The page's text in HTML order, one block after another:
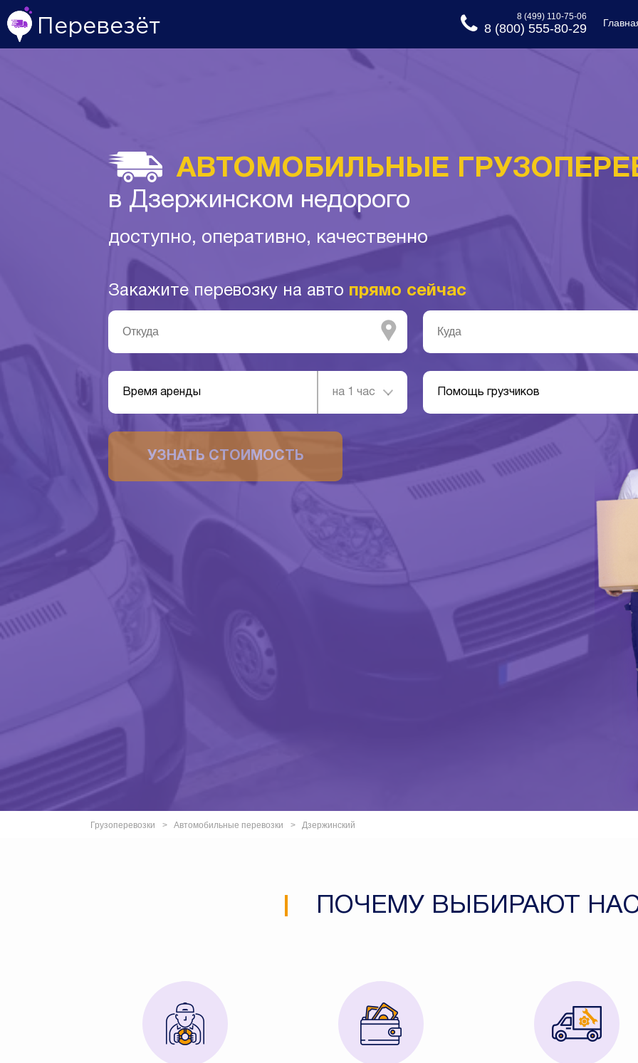
Перевезёт
8 (499) 110-75-06
8 (800) 555-80-29
АВТОМОБИЛЬНЫЕ
в Дзержинском недорого
доступно, оперативно, качественно
Закажите перевозку на авто прямо сейчас
Время аренды на 1 час Помощь грузчиков
УЗНАТЬ СТОИМОСТЬ
Грузоперевозки Автомобильные перевозки Дзержинский
ПОЧЕМУ ВЫБИРАЮТ